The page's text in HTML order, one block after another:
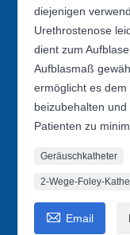
diejenigen
Urethrostenose
dient zum
Aufblasmaß
ermöglicht es
beizubehalten
Patienten zu
Geräuschkatheter
2-Wege-Foley-
 Email